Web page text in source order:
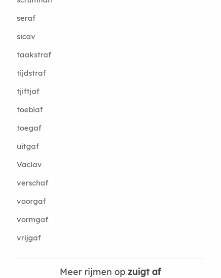
seraf
sicav
taakstraf
tijdstraf
tjiftjaf
toeblaf
toegaf
uitgaf
Vaclav
verschaf
voorgaf
vormgaf
vrijgaf
Meer rijmen op zuigt af